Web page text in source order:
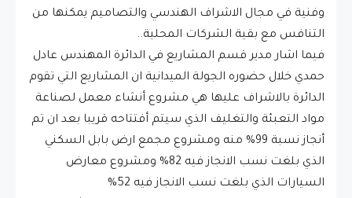
وفنية في مجال الاشراف الهندسي والتصاميم يمكنها من
التنافس مع بقية الشركات المحلية..
فيما اشار مدير قسم المشاريع في الدائرة المهندس عادل
حمدي خلال حضوره الجولة الميدانية ان المشاريع التي تقوم
الدائرة بالاشراف عليها هي مشروع أنشاء معمل لصناعة
مواد التعبئة والتغليف الذي سيتم أفتتاحه قريبا بعد ان تم
أنجاز نسبة 99% منه ومشروع مجمع ارض بابل السكني
الذي بلغت نسب الانجاز فيه 82% ومشروع معارض
السيارات الذي بلغت نسب الانجاز فيه 52%